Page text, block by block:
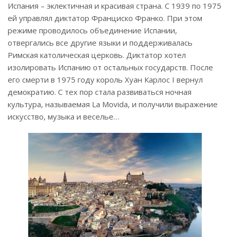
Испания – эклектичная и красивая страна. С 1939 по 1975
ей управлял диктатор Франциско Франко. При этом
режиме проводилось объединение Испании,
отвергались все другие языки и поддерживалась
Римская католическая церковь. Диктатор хотел
изолировать Испанию от остальных государств. После
его смерти в 1975 году король Хуан Карлос I вернул
демократию. С тех пор стала развиваться ночная
культура, называемая La Movida, и получили выражение
искусство, музыка и веселье…